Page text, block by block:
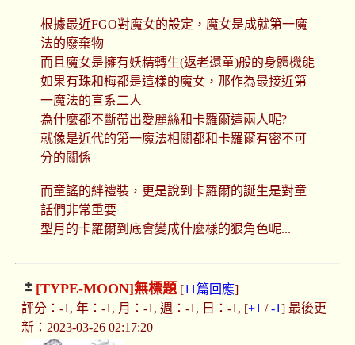
根據最近FGO對魔女的設定，魔女是成就第一魔
法的廢棄物
而且魔女是擁有妖精轉生(返老還童)般的身體機能
如果有珠和梅都是這樣的魔女，那作為最接近第
一魔法的直系二人
為什麼都不斷帶出愛麗絲和卡羅爾這兩人呢?
就像是近代的第一魔法相關都和卡羅爾有密不可
分的關係
而童謠的絆禮裝，更是說到卡羅爾的誕生是對童
話們非常重要
型月的卡羅爾到底會變成什麼樣的狠角色呢...
[TYPE-MOON]無標題[11篇回應]
評分：-1, 年：-1, 月：-1, 週：-1, 日：-1, [+1 /-1] 最後更
新：2023-03-26 02:17:20